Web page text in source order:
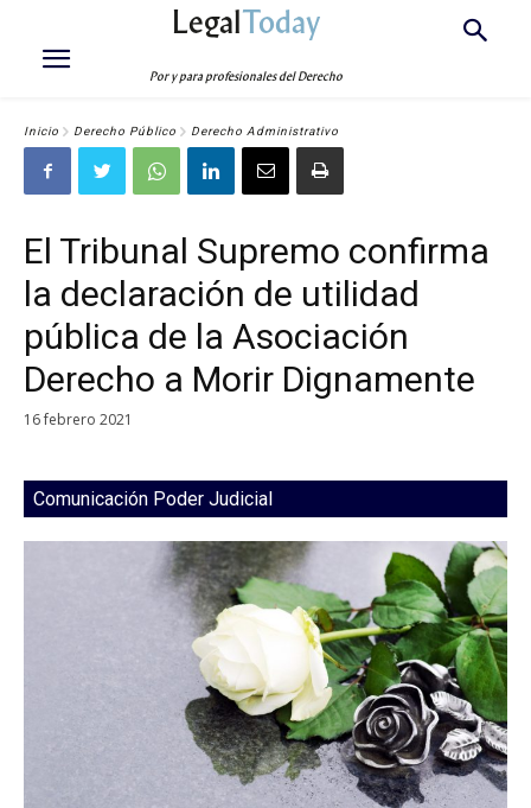
LegalToday
Por y para profesionales del Derecho
Inicio Derecho Público Derecho Administrativo
El Tribunal Supremo confirma
la declaración de utilidad
pública de la Asociación
Derecho a Morir Dignamente
16 febrero 2021
Comunicación Poder Judicial